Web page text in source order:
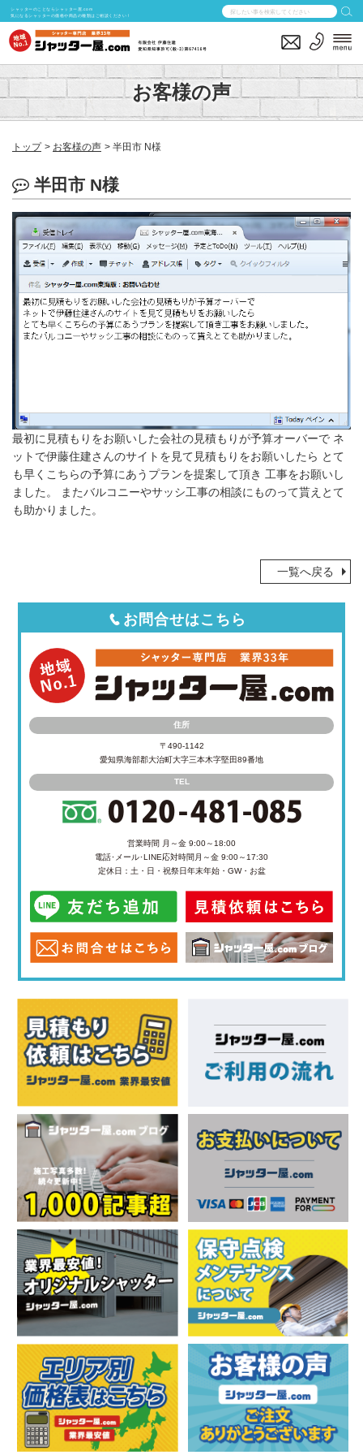
シャッターのことならシャッター屋.com
気になるシャッターの価格や商品の種類はご相談ください！
お客様の声
トップ お客様の声 半田市 N様
半田市 N様
最初に見積もりをお願いした会社の見積もりが予算オーバーで ネ
ットで伊藤住建さんのサイトを見て見積もりをお願いしたら とて
も早くこちらの予算にあうプランを提案して頂き 工事をお願いし
ました。 またバルコニーやサッシ工事の相談にものって貰えとて
も助かりました。
一覧へ戻る
お問合せはこちら
住所
〒490-1142
愛知県海部郡大治町大字三本木字堅田89番地
TEL
営業時間 月～金 9:00～18:00
電話･メール･LINE応対時間 月～金 9:00～17:30
定休日：土・日・祝祭日年末年始・GW・お盆